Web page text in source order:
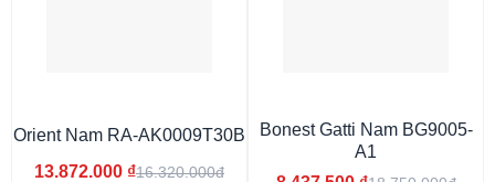
Orient Nam RA-AK0009T30B
13.872.000 ₫16.320.000đ
Bonest Gatti Nam BG9005-
A1